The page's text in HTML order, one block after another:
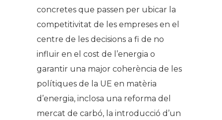
concretes que passen per ubicar la
competitivitat de les empreses en el
centre de les decisions a fi de no
influir en el cost de l’energia o
garantir una major coherència de les
polítiques de la UE en matèria
d’energia, inclosa una reforma del
mercat de carbó, la introducció d’un